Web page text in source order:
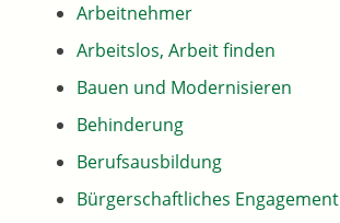
Arbeitnehmer
Arbeitslos, Arbeit finden
Bauen und Modernisieren
Behinderung
Berufsausbildung
Bürgerschaftliches Engagement